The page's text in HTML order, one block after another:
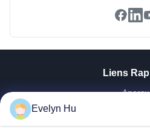
Liens
Aperçu
VR
Evelyn Hu